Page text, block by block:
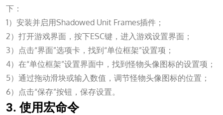
下：
1）安装并启用Shadowed Unit Frames插件；
2）打开游戏界面，按下ESC键，进入游戏设置界面；
3）点击“界面”选项卡，找到“单位框架”设置项；
4）在“单位框架”设置界面中，找到怪物头像图标的设置项；
5）通过拖动滑块或输入数值，调节怪物头像图标的位置；
6）点击“保存”按钮，保存设置。
3. 使用宏命令